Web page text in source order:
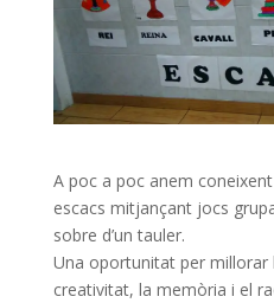
A poc a poc anem
escacs mitjançant jocs
sobre d’un tauler.
Una oportunitat per millorar
creativitat, la memòria i el